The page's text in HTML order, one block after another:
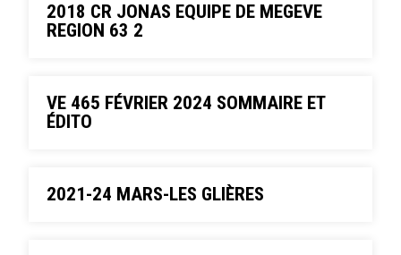
2018 CR JONAS EQUIPE DE MEGEVE
REGION 63 2
VE 465 FÉVRIER 2024 SOMMAIRE ET
ÉDITO
2021-24 MARS-LES GLIÈRES